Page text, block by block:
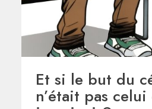
Et si le but du
n’était pas